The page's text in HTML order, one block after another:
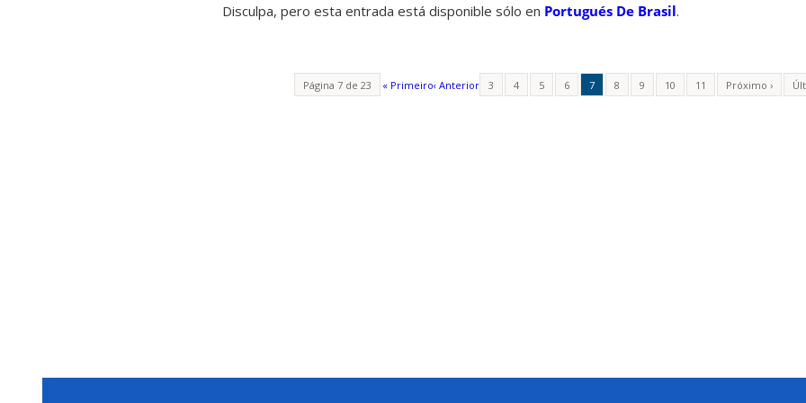
Disculpa, pero esta entrada está disponible sólo en Portugués De Brasil.
Página 7 de 23 « Primeiro‹ Anterior 3 4 5 6 7 8 9 10 11 Próximo ›